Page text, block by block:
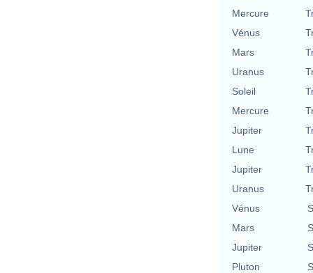
Mercure
Vénus
Mars
Uranus
Soleil
Mercure
Jupiter
Lune
Jupiter
Uranus
Vénus
Mars
Jupiter
Pluton